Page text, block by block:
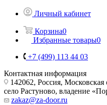
Личный кабинет
Корзина0
Избранные товары0
+7 (499) 113 44 03
Контактная информация
142062, Россия,
село Растуново, владение
zakaz@za-door.ru